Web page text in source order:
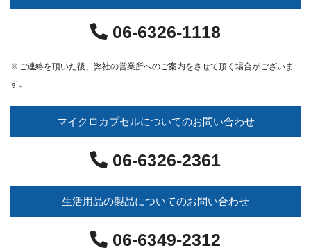
06-6326-1118
※ご連絡を頂いた後、弊社の営業所へのご案内をさせて頂く場合がございま
す。
マイクロカプセルについてのお問い合わせ
06-6326-2361
生活用品の製品についてのお問い合わせ
06-6349-2312